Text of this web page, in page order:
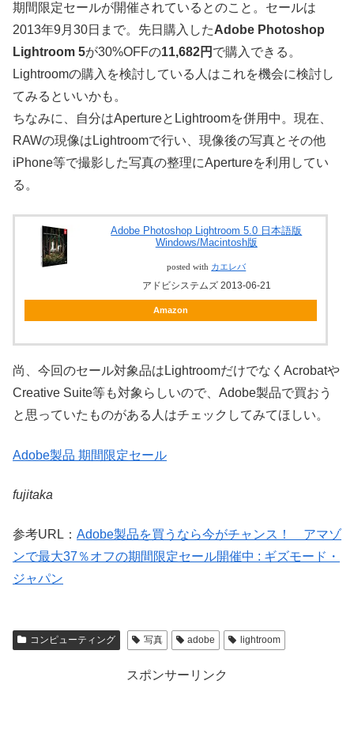
期間限定セールが開催されているとのこと。セールは
2013年9月30日まで。先日購入したAdobe Photoshop
Lightroom 5が30%OFFの11,682円 で購入できる。
Lightroomの購入を検討している人はこれを機会に検討し
てみるといいかも。
ちなみに、自分はApertureとLightroomを併用中。現在、
RAWの現像はLightroomで行い、現像後の写真とその他
iPhone等で撮影した写真の整理にApertureを利用してい
る。
Adobe Photoshop Lightroom 5.0 日本語版
Windows/Macintosh版
posted with カエレバ
アドビシステムズ 2013-06-21
Amazon
尚、今回のセール対象品はLightroomだけでなくAcrobatや
Creative Suite等も対象らしいので、Adobe製品で買おう
と思っていたものがある人はチェックしてみてほしい。
Adobe製品 期間限定セール
fujitaka
参考URL： Adobe製品を買うなら今がチャンス！ アマゾ
ンで最大37％オフの期間限定セール開催中 : ギズモード・
ジャパン
コンピューティング 写真 adobe lightroom
スポンサーリンク